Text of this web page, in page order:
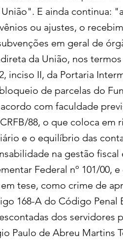
E ainda continua: "a
ou ajustes, o
em geral de
da União, nos
inciso II, da Portaria
de parcelas do
com faculdade
88, o que coloca em
e o equilíbrio das
na gestão fiscal
Federal nº 101/00, e
tese, como crime de
168-A do Código Penal
dos servidores
Paulo de Abreu Martins